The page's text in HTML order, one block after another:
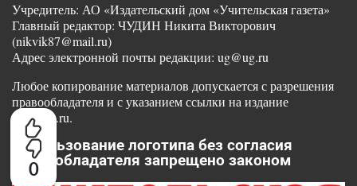
0
Учредитель: АО «Издательский дом «Учительская газета»
Главный редактор: ЧУДИН Никита Викторович
(nikvik87@mail.ru)
Адрес электронной почты редакции: ug@ug.ru
Любое копирование материалов допускается с разрешения
правообладателя и с указанием ссылки на издание
www.ug.ru.
Использование логотипа без согласия
правообладателя запрещено законом